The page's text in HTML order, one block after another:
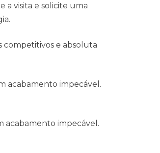
a visita e solicite uma
competitivos e absoluta
acabamento impecável.
acabamento impecável.